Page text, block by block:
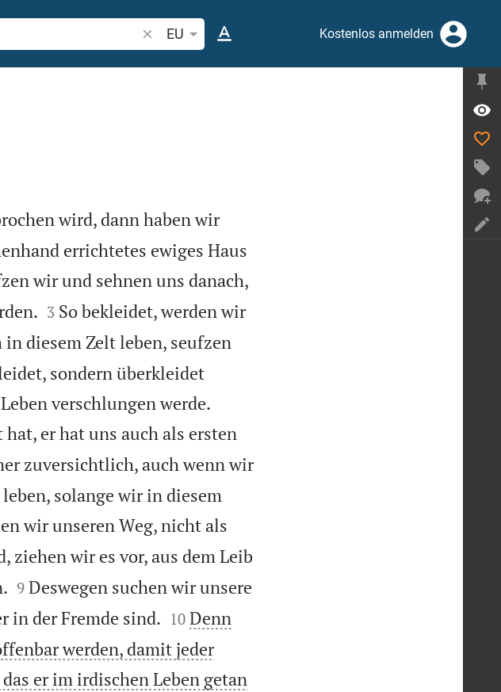
Bibelstelle oder Begriff suchen
EU Kostenlos anmelden
wird, dann haben wir
errichtetes ewiges Haus
wir und sehnen uns danach,

3 So bekleidet, werden wir
diesem Zelt leben, seufzen
sondern überkleidet
verschlungen werde.
er hat uns auch als ersten
zuversichtlich, auch wenn wir
solange wir in diesem
wir unseren Weg, nicht als
wir es vor, aus dem Leib

9 Deswegen suchen wir unsere
in der Fremde sind.
10 Denn
werden, damit jeder
er im irdischen Leben getan